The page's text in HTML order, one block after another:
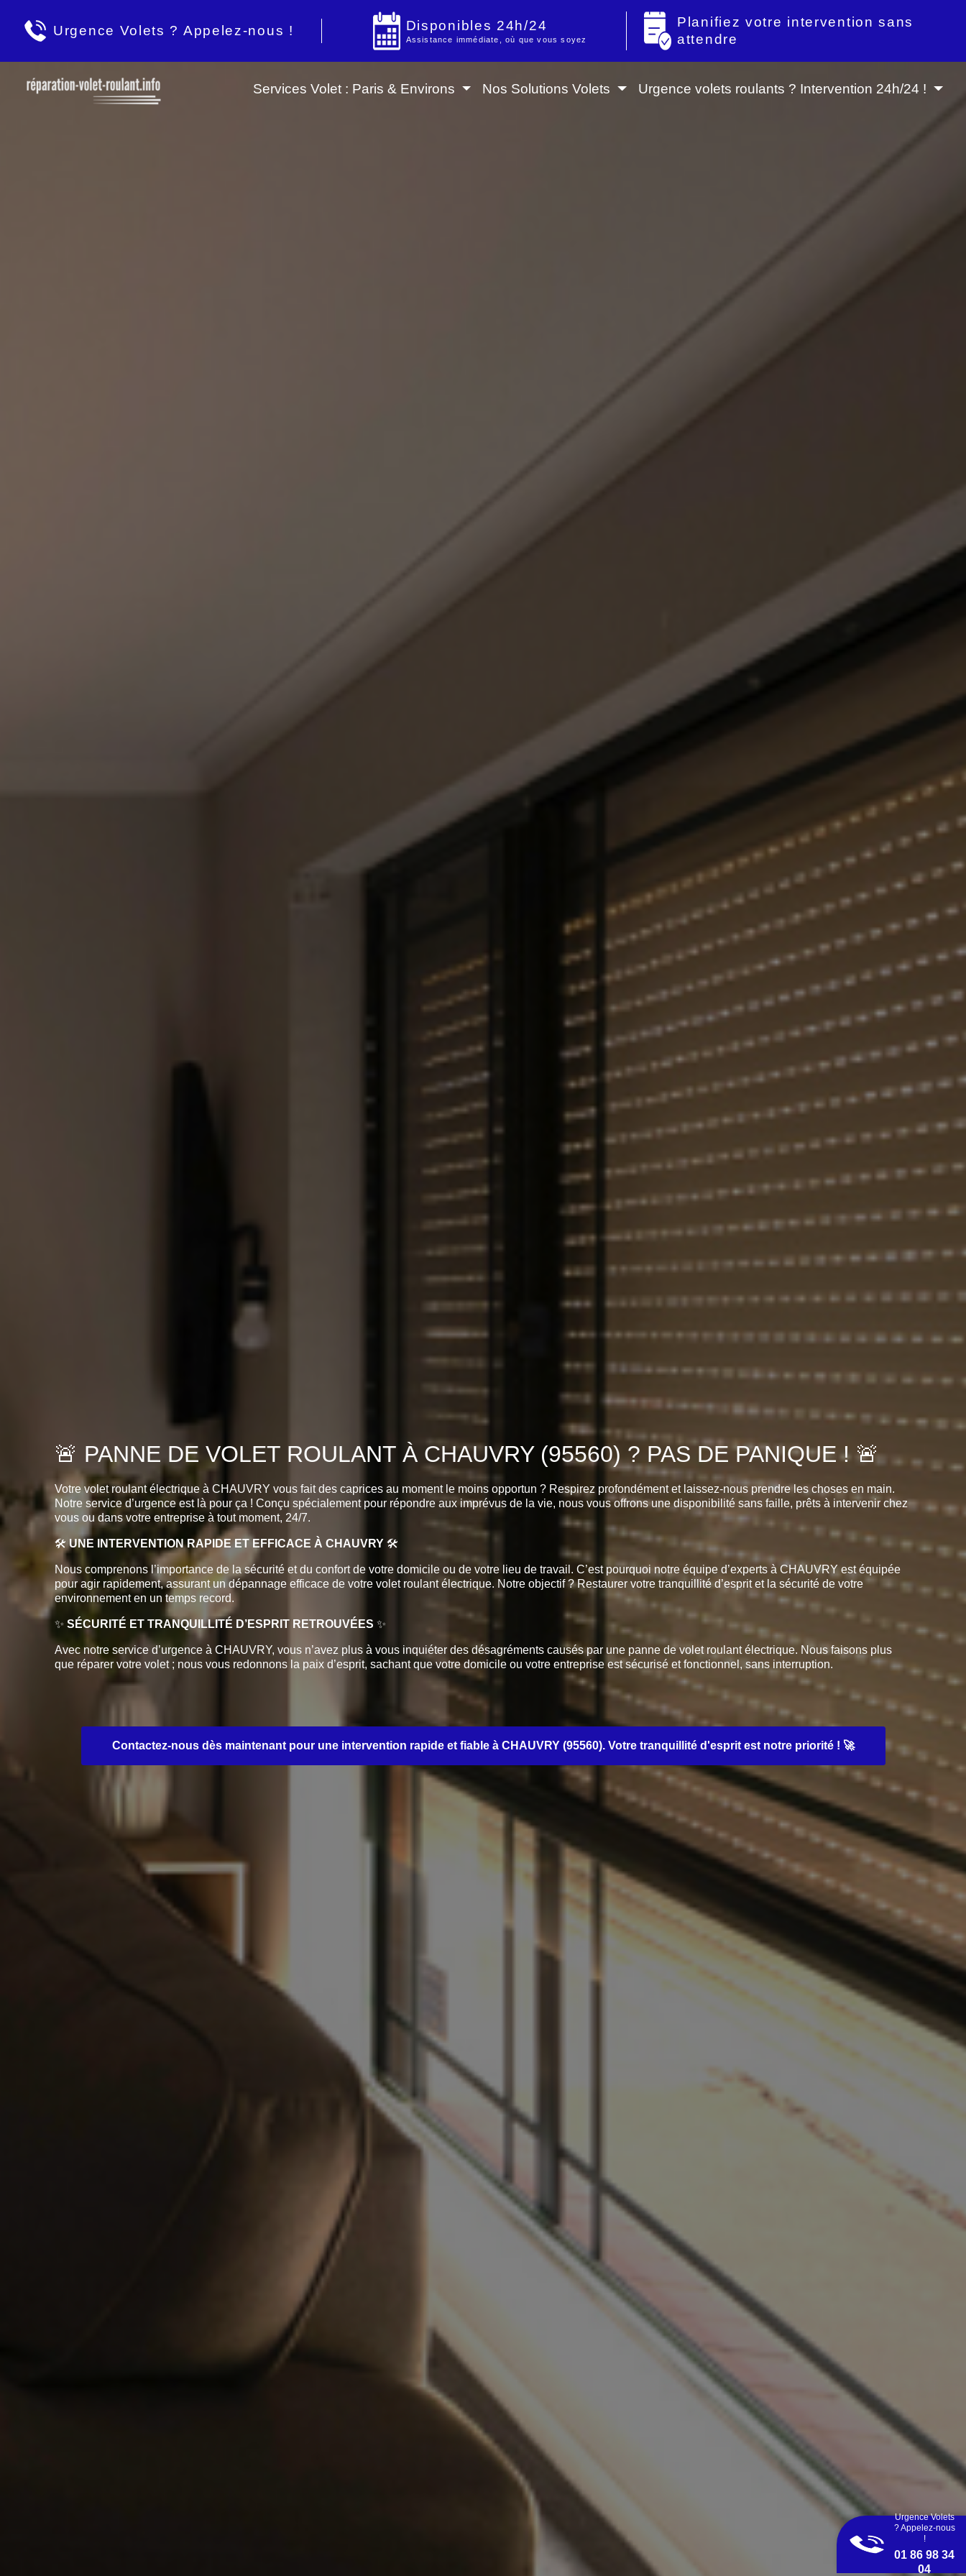
Urgence Volets ? Appelez-nous ! Disponibles 24h/24
Assistance immédiate, où que vous soyez
Planifiez votre intervention sans
attendre
Services Volet : Paris & Environs Nos Solutions Volets Urgence volets roulants ? Intervention 24h/24 !
🚨 PANNE DE VOLET ROULANT À CHAUVRY (95560) ? PAS DE PANIQUE ! 🚨
Votre volet roulant électrique à CHAUVRY vous fait des caprices au moment le moins opportun ? Respirez profondément et laissez-nous prendre les choses en main.
Notre service d’urgence est là pour ça ! Conçu spécialement pour répondre aux imprévus de la vie, nous vous offrons une disponibilité sans faille, prêts à intervenir chez
vous ou dans votre entreprise à tout moment, 24/7.
🛠️UNE INTERVENTION RAPIDE ET EFFICACE À CHAUVRY 🛠️
Nous comprenons l’importance de la sécurité et du confort de votre domicile ou de votre lieu de travail. C’est pourquoi notre équipe d’experts à CHAUVRY est équipée
pour agir rapidement, assurant un dépannage efficace de votre volet roulant électrique. Notre objectif ? Restaurer votre tranquillité d’esprit et la sécurité de votre
environnement en un temps record.
✨ SÉCURITÉ ET TRANQUILLITÉ D’ESPRIT RETROUVÉES ✨
Avec notre service d’urgence à CHAUVRY, vous n’avez plus à vous inquiéter des désagréments causés par une panne de volet roulant électrique. Nous faisons plus
que réparer votre volet ; nous vous redonnons la paix d’esprit, sachant que votre domicile ou votre entreprise est sécurisé et fonctionnel, sans interruption.
Contactez-nous dès maintenant pour une intervention rapide et fiable à CHAUVRY (95560). Votre tranquillité d'esprit est notre priorité ! 🚀
Urgence Volets
? Appelez-nous
!
01 86 98 34
04